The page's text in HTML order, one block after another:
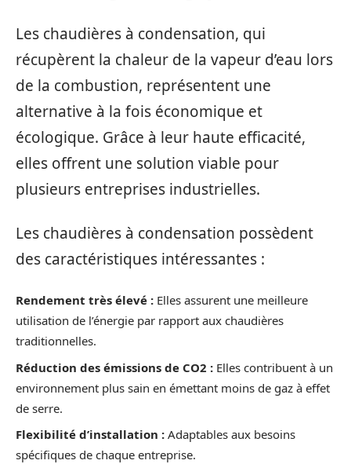
Les chaudières à condensation, qui
récupèrent la chaleur de la vapeur d’eau lors
de la combustion, représentent une
alternative à la fois économique et
écologique. Grâce à leur haute efficacité,
elles offrent une solution viable pour
plusieurs entreprises industrielles.
Les chaudières à condensation possèdent
des caractéristiques intéressantes :
Rendement très élevé : Elles assurent une meilleure
utilisation de l’énergie par rapport aux chaudières
traditionnelles.
Réduction des émissions de CO2 : Elles contribuent à un
environnement plus sain en émettant moins de gaz à effet
de serre.
Flexibilité d’installation : Adaptables aux besoins
spécifiques de chaque entreprise.